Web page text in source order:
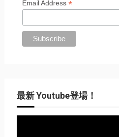
Email Address*
最新 Youtube登場！